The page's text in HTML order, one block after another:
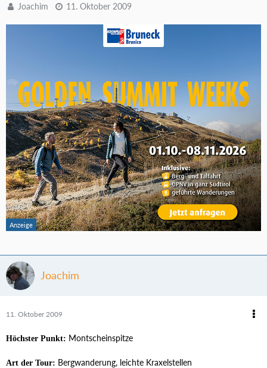
Joachim 11. Oktober 2009
Joachim
11. Oktober 2009
Höchster Punkt: Montscheinspitze
Art der Tour: Bergwanderung, leichte Kraxelstellen